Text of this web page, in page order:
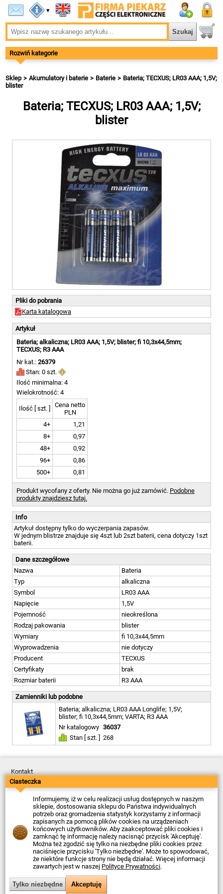
▾
Rozwiń kategorie
Sklep Akumulatory i baterie Baterie
Bateria; TECXUS; LR03 AAA; 1,5V;
blister
Bateria; TECXUS; LR03 AAA; 1,5V;
blister
Pliki do pobrania
Karta katalogowa
Artykuł
Bateria; alkaliczna; LR03 AAA; 1,5V; blister; fi 10,3x44,5mm;
TECXUS; R3 AAA
Nr kat.: 26379
Stan: 0 szt.
Ilość minimalna: 4
Wielokrotność: 4
Ilość [ szt. ]
Cena netto
PLN
4+
1,21
8+
0,97
48+
0,92
96+
0,86
500+
0,81
Produkt wycofany z oferty. Nie można go już zamówić. Podobne
produkty znajdziesz tutaj.
Info
Artykuł dostępny tylko do wyczerpania zapasów.
W jednym blistrze znajduje się 4szt lub 2szt baterii, cena dotyczy 1szt
baterii.
Dane szczegółowe
Nazwa
Bateria
Typ
alkaliczna
Symbol
LR03 AAA
Napięcie
1,5V
Pojemność
nieokreślona
Rodzaj pakowania
blister
Wymiary
fi 10,3x44,5mm
Wyprowadzenia
nie dotyczy
Producent
TECXUS
Certyfikaty
brak
Rozmiar baterii
R3 AAA
Zamienniki lub podobne
Bateria; alkaliczna; LR03 AAA Longlife; 1,5V;
blister; fi 10,3x44,5mm; VARTA; R3 AAA
Nr katalogowy 36037
Stan [ szt. ]
268
Kontakt
Dostawa
Płatność
Zwroty
Reklamacje
Regulamin
Polityka Prywatności
O Firmie
Data ostatniej aktualizacji: 2026-08-07
© Firma Piekarz Sp. z o.o. 2000-2026
Sklep elektroniczny Firma Piekarz Sp. z o.o.
ul. Wólczyńska 206
01-919 Warszawa
NIP: 118-15-77-240
Ciasteczka
Informujemy, iż w celu realizacji usług dostępnych w naszym
sklepie, dostosowania sklepu do Państwa indywidualnych
potrzeb oraz gromadzenia statystyk korzystamy z informacji
zapisanych za pomocą plików cookies na urządzeniach
końcowych użytkowników. Aby zaakceptować pliki cookies i
zamknąć tę informację należy nacisnąć przycisk 'Akceptuję'.
Można też zgodzić się tylko na niezbędne pliki cookies przez
naciśnięcie przycisku 'Tylko niezbędne'. Może to spowodować,
że niektóre funkcje strony nie będą działać. Więcej informacji
zawartych jest w naszej Polityce Prywatności.